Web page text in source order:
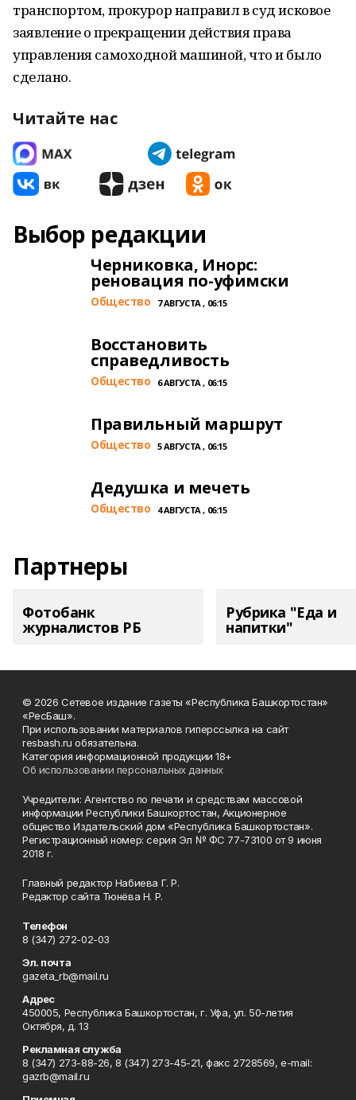
транспортом, прокурор направил в суд исковое
заявление о прекращении действия права
управления самоходной машиной, что и было
сделано.
Читайте нас
Выбор редакции
Черниковка, Инорс:
реновация по-уфимски
Общество 7 АВГУСТА , 06:15
Восстановить
справедливость
Общество 6 АВГУСТА , 06:15
Правильный маршрут
Общество 5 АВГУСТА , 06:15
Дедушка и мечеть
Общество 4 АВГУСТА , 06:15
Партнеры
Фотобанк
журналистов РБ
Рубрика "Еда и
напитки"
© 2026 Сетевое издание газеты «Республика Башкортостан»
«РесБаш».
При использовании материалов гиперссылка на сайт
resbash.ru обязательна.
Категория информационной продукции 18+
Об использовании персональных данных
Учредители: Агентство по печати и средствам массовой
информации Республики Башкортостан, Акционерное
общество Издательский дом «Республика Башкортостан».
Регистрационный номер: серия Эл № ФС 77-73100 от 9 июня
2018 г.
Главный редактор Набиева Г. Р.
Редактор сайта Тюнёва Н. Р.
Телефон
8 (347) 272-02-03
Эл. почта
gazeta_rb@mail.ru
Адрес
450005, Республика Башкортостан, г. Уфа, ул. 50-летия
Октября, д. 13
Рекламная служба
8 (347) 273-88-26, 8 (347) 273-45-21, факс 2728569, e-mail:
gazrb@mail.ru